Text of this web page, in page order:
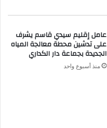
عامل إقليم سيدي قاسم يشرف
على تدشين محطة معالجة المياه
الجديدة بجماعة دار الكداري
منذ أسبوع واحد